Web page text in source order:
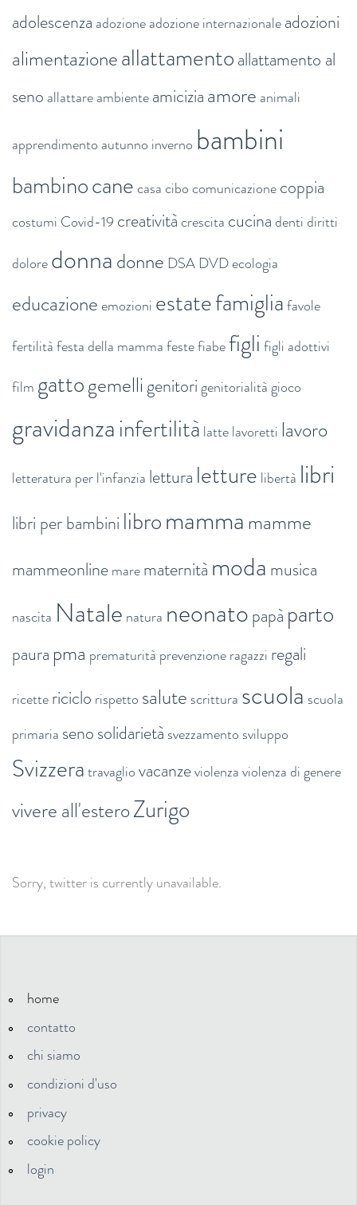
adolescenza adozioneadozione internazionaleadozioni
alimentazioneallattamentoallattamento al
seno allattareambienteamiciziaamore animali
apprendimento autunno inverno bambini
bambinocanecasacibocomunicazionecoppia
costumi Covid-19 creativitàcrescita cucinadentidiritti
doloredonnadonne DSA DVDecologia
educazioneemozioni estatefamigliafavole
fertilitàfesta della mammafestefiabefigli figli adottivi
film gattogemelligenitorigenitorialitàgioco
gravidanzainfertilità lattelavoretti lavoro
letteratura per l'infanzia lettura letture libertà libri
libri per bambini libromamma mamme
mammeonlinemarematernità moda musica
nascita Natale natura neonatopapà parto
paura pma prematurità prevenzioneragazzi regali
ricettericiclo rispetto salute scrittura scuola scuola
primaria senosolidarietà svezzamento sviluppo
Svizzeratravagliovacanzeviolenzaviolenza di genere
vivere all'esteroZurigo
Sorry, twitter is currently unavailable.
home
contatto
chi siamo
condizioni d'uso
privacy
cookie policy
login